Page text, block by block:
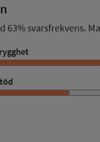
63% svarsfrekvens.